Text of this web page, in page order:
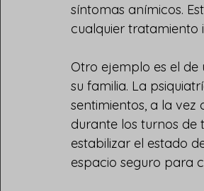
síntomas anímicos.
cualquier tratamiento
Otro ejemplo es el
su familia. La
sentimientos, a la
durante los turnos
estabilizar el estado
espacio seguro para